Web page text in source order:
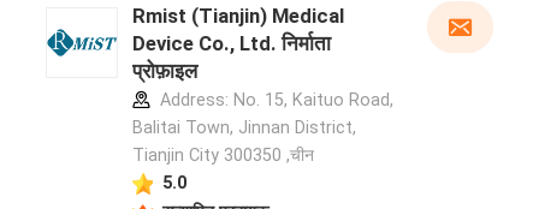
Rmist (Tianjin) Medical
Device Co., Ltd. निर्माता
प्रोफ़ाइल
Address: No. 15, Kaituo Road,
Balitai Town, Jinnan District,
Tianjin City 300350 ,चीन
5.0